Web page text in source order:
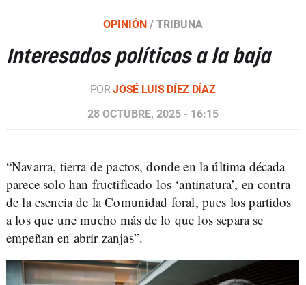
OPINIÓN / TRIBUNA
Interesados políticos a la baja
PORJOSÉ LUIS DÍEZ DÍAZ
28 OCTUBRE, 2025 - 16:15
“Navarra, tierra de pactos, donde en la última década
parece solo han fructificado los ‘antinatura’, en contra
de la esencia de la Comunidad foral, pues los partidos
a los que une mucho más de lo que los separa se
empeñan en abrir zanjas”.